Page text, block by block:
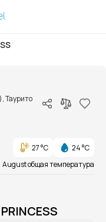
Таурито
27 °C
24 °C
August общая температура